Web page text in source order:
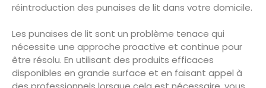
réintroduction des punaises de lit dans votre domicile.
Les punaises de lit sont un problème tenace qui
nécessite une approche proactive et continue pour
être résolu. En utilisant des produits efficaces
disponibles en grande surface et en faisant appel à